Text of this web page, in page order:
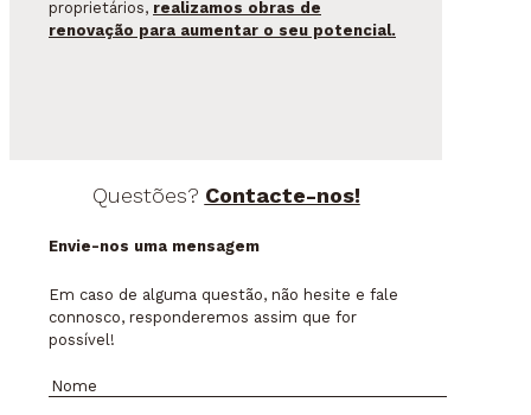
proprietários, realizamos obras de
renovação para aumentar o seu potencial.
Questões? Contacte-nos!
Envie-nos uma mensagem
Em caso de alguma questão, não hesite e fale
connosco, responderemos assim que for
possível!